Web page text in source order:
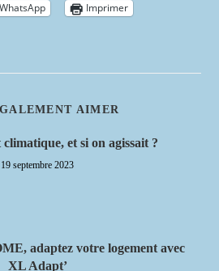
WhatsApp
Imprimer
AIMER
et si on agissait ?
19 septembre 2023
adaptez votre logement avec
XL Adapt’